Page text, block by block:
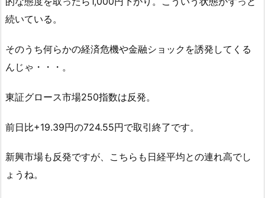
続いている。
そのうち何らかの経済危機や金融ショックを誘発してくる
んじゃ・・・。
東証グロース市場250指数は反発。
前日比+19.39円の724.55円で取引終了です。
新興市場も反発ですが、こちらも日経平均との連れ高でし
ょうね。